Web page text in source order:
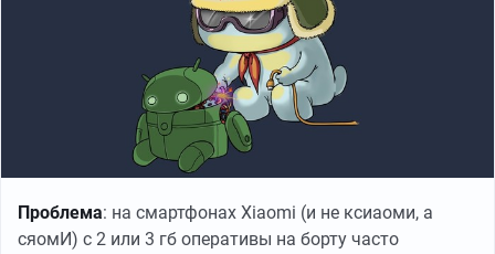
Проблема: на смартфонах Xiaomi (и не ксиаоми, а
сяомИ) с 2 или 3 гб оперативы на борту часто